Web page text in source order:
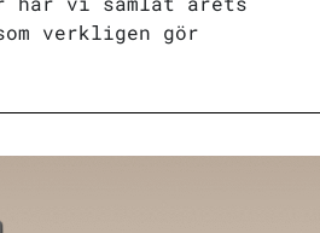
verkligen gör